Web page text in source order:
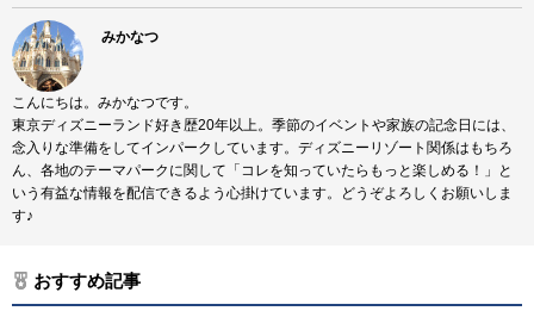
みかなつ
こんにちは。みかなつです。
東京ディズニーランド好き歴20年以上。季節のイベントや家族の記念日には、
念入りな準備をしてインパークしています。ディズニーリゾート関係はもちろ
ん、各地のテーマパークに関して「コレを知っていたらもっと楽しめる！」と
いう有益な情報を配信できるよう心掛けています。どうぞよろしくお願いしま
す♪
おすすめ記事